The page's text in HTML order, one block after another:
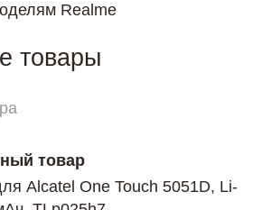
Realme
товары
товар
Alcatel One Touch 5051D, Li-